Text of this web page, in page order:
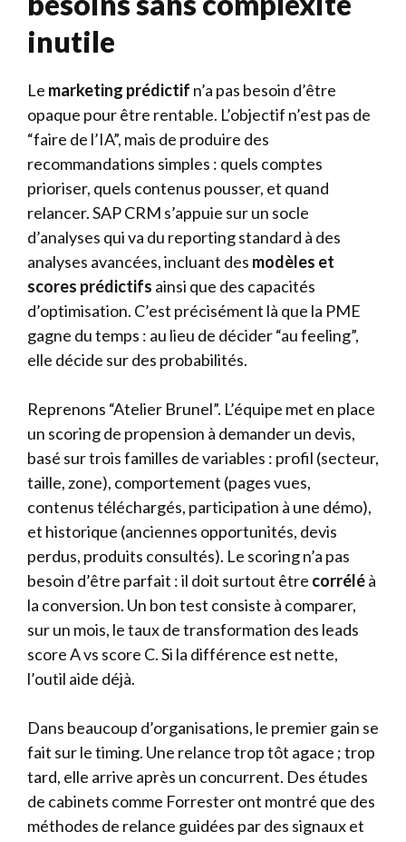
inutile
Le marketing prédictif n’a pas besoin d’être
opaque pour être rentable. L’objectif n’est pas de
“faire de l’IA”, mais de produire des
recommandations simples : quels comptes
prioriser, quels contenus pousser, et quand
relancer. SAP CRM s’appuie sur un socle
d’analyses qui va du reporting standard à des
analyses avancées, incluant des modèles et
scores prédictifs ainsi que des capacités
d’optimisation. C’est précisément là que la PME
gagne du temps : au lieu de décider “au feeling”,
elle décide sur des probabilités.
Reprenons “Atelier Brunel”. L’équipe met en place
un scoring de propension à demander un devis,
basé sur trois familles de variables : profil (secteur,
taille, zone), comportement (pages vues,
contenus téléchargés, participation à une démo),
et historique (anciennes opportunités, devis
perdus, produits consultés). Le scoring n’a pas
besoin d’être parfait : il doit surtout être corréléà
la conversion. Un bon test consiste à comparer,
sur un mois, le taux de transformation des leads
score A vs score C. Si la différence est nette,
l’outil aide déjà.
Dans beaucoup d’organisations, le premier gain se
fait sur le timing. Une relance trop tôt agace ; trop
tard, elle arrive après un concurrent. Des études
de cabinets comme Forrester ont montré que des
méthodes de relance guidées par des signaux et